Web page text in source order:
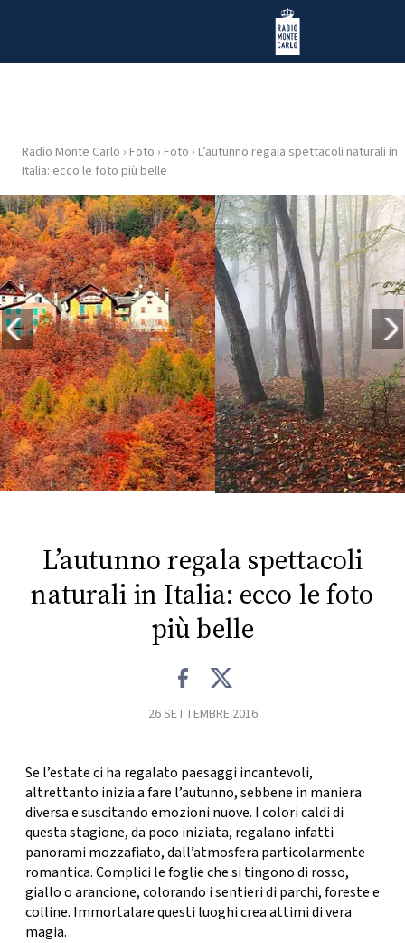
Radio Monte Carlo
HOME
RADIO
WEB
RADIO
PLAYLIST
NEWS
FOTO
CONCORSI
EVENTI
VIDEO
RMC
CONSIGLIA
Radio Monte Carlo › Foto › Foto › L’autunno regala spettacoli naturali in
Italia: ecco le foto più belle
L’autunno regala spettacoli
naturali in Italia: ecco le foto
più belle
26 SETTEMBRE 2016
Se l’estate ci ha regalato paesaggi incantevoli,
altrettanto inizia a fare l’autunno, sebbene in maniera
diversa e suscitando emozioni nuove. I colori caldi di
questa stagione, da poco iniziata, regalano infatti
panorami mozzafiato, dall’atmosfera particolarmente
romantica. Complici le foglie che si tingono di rosso,
giallo o arancione, colorando i sentieri di parchi, foreste e
colline. Immortalare questi luoghi crea attimi di vera
magia.